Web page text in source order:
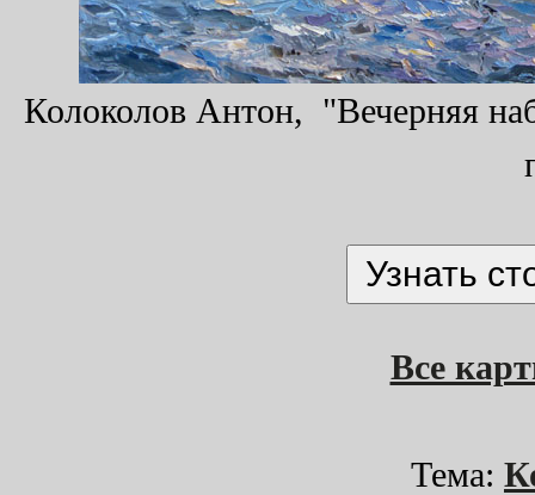
Колоколов Антон, "Вечерняя
Все
Тема: